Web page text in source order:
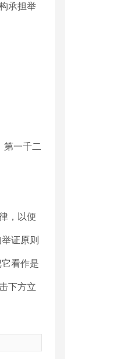
承担举
第一千二
，以便
证原则
看作是
下方立